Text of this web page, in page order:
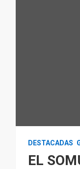
DESTACADAS
EL